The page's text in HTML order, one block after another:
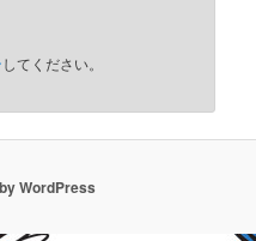
してください。
WordPress